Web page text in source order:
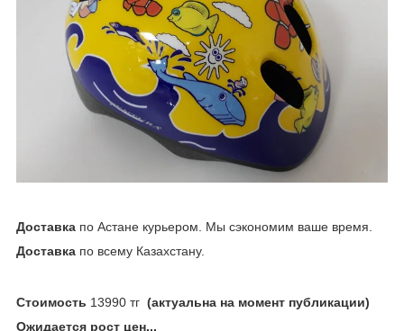
Доставка по Астане курьером. Мы сэкономим ваше время.
Доставка по всему Казахстану.
Стоимость 13990 тг (актуальна на момент публикации)
Ожидается рост цен...